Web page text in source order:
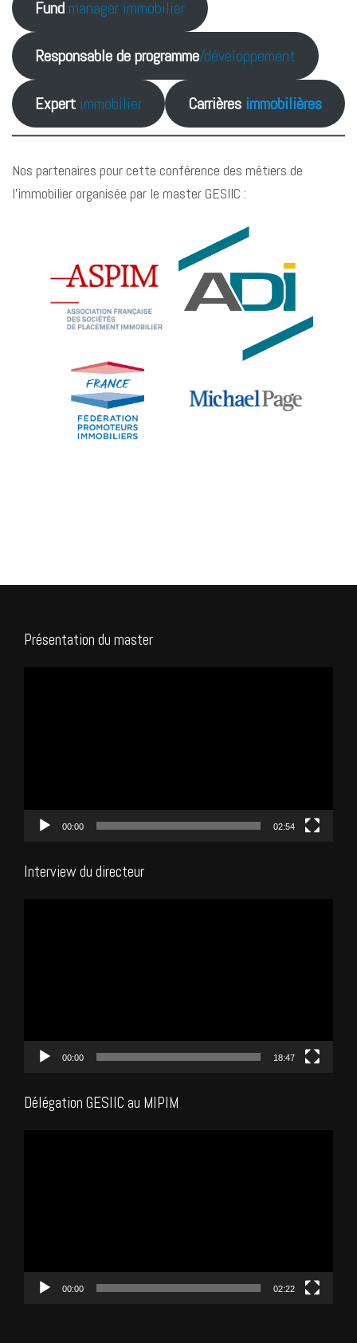
Fund manager immobilier
Responsable de programme/développement
Expert immobilier Carrières immobilières
Nos partenaires pour cette conférence des métiers de
l’immobilier organisée par le master GESIIC :
Présentation du master
00:00 02:54
Interview du directeur
00:00 18:47
Délégation GESIIC au MIPIM
00:00 02:22